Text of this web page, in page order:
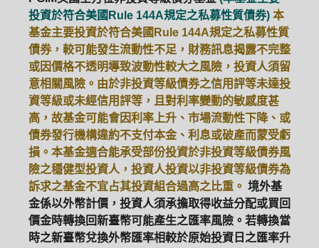
ETF 中國好時平衡 壽星優惠
醫療生化 中國品牌 0%手續費
基金申購 策略成長 拉丁美洲
大中華
投資於符合美國Rule 144A規定之私募性質債券) 本
基金主要投資於符合美國Rule 144A規定之私募性質
債券，較可能發生流動性不足，財務訊息揭露不完整
或因價格不透明導致波動性較大之風險，投資人須留
意相關風險。由於非投資等級債券之信用評等未達投
資等級或未經信用評等，且對利率變動的敏感度甚
高，故基金可能會因利率上升、市場流動性下降、或
債券發行機構違約不支付本金、利息或破產而蒙受虧
損。本基金適合能承受部份投資於非投資等級債券風
險之穩健型投資人，投資人投資以非投資等級債券為
訴求之基金不宜占其投資組合過高之比重。 境外基
金係以外幣計價，投資人須承擔取得收益分配或買回
價金時轉換回新臺幣可能產生之匯率風險。若轉換當
時之新臺幣兌換外幣匯率相較於原始投資日之匯率升